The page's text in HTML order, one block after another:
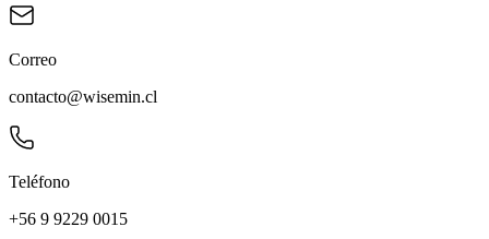
Correo
contacto@wisemin.cl
Teléfono
+56 9 9229 0015